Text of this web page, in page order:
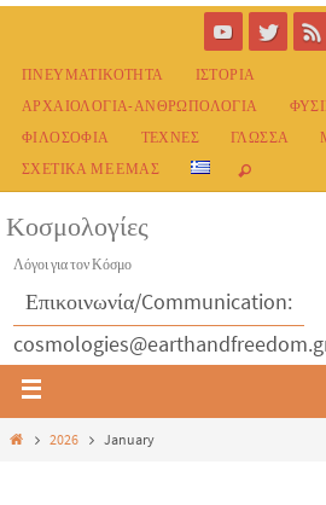
ΠΝΕΥΜΑΤΙΚΌΤΗΤΑ
ΙΣΤΟΡΊΑ
ΑΡΧΑΙΟΛΟΓΊΑ-ΑΝΘΡΩΠΟΛΟΓΊΑ
ΦΙΛΟΣΟΦΊΑ
ΤΈΧΝΕΣ ΓΛΏΣΣΑ
ΣΧΕΤΙΚΆ ΜΕ ΕΜΆΣ
Κοσμολογίες
Λόγοι για τον Κόσμο
Επικοινωνία/Communication:
2026 January